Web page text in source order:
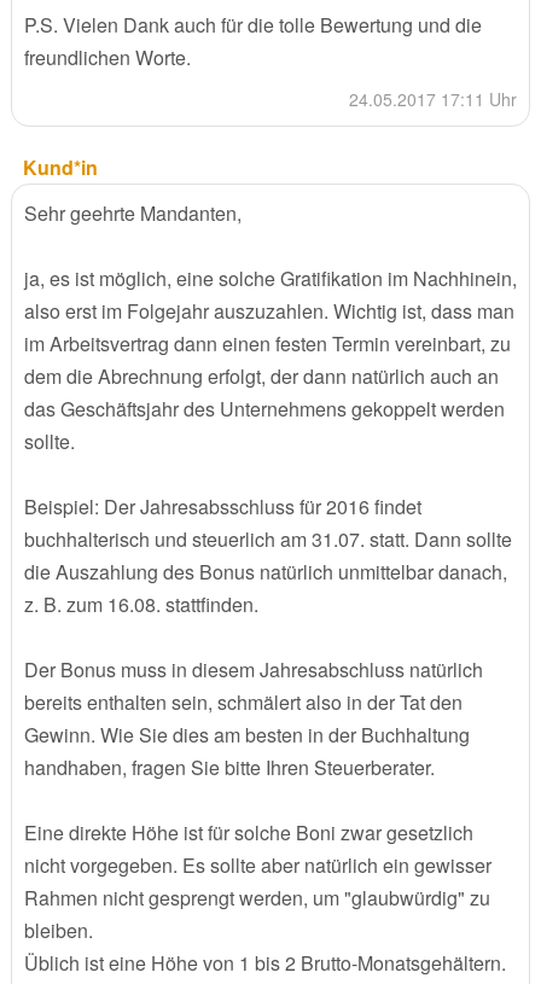
P.S. Vielen Dank auch für die tolle Bewertung und die
freundlichen Worte.
24.05.2017 17:11 Uhr
Kund*in
Sehr geehrte Mandanten,
ja, es ist möglich, eine solche Gratifikation im Nachhinein,
also erst im Folgejahr auszuzahlen. Wichtig ist, dass man
im Arbeitsvertrag dann einen festen Termin vereinbart, zu
dem die Abrechnung erfolgt, der dann natürlich auch an
das Geschäftsjahr des Unternehmens gekoppelt werden
sollte.
Beispiel: Der Jahresabsschluss für 2016 findet
buchhalterisch und steuerlich am 31.07. statt. Dann sollte
die Auszahlung des Bonus natürlich unmittelbar danach,
z. B. zum 16.08. stattfinden.
Der Bonus muss in diesem Jahresabschluss natürlich
bereits enthalten sein, schmälert also in der Tat den
Gewinn. Wie Sie dies am besten in der Buchhaltung
handhaben, fragen Sie bitte Ihren Steuerberater.
Eine direkte Höhe ist für solche Boni zwar gesetzlich
nicht vorgegeben. Es sollte aber natürlich ein gewisser
Rahmen nicht gesprengt werden, um "glaubwürdig" zu
bleiben.
Üblich ist eine Höhe von 1 bis 2 Brutto-Monatsgehältern.